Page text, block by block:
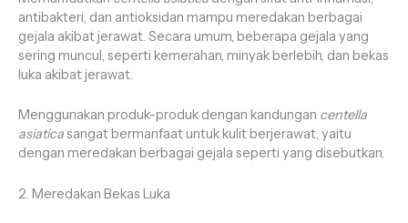
antibakteri, dan antioksidan mampu meredakan berbagai
gejala akibat jerawat. Secara umum, beberapa gejala yang
sering muncul, seperti kemerahan, minyak berlebih, dan bekas
luka akibat jerawat.
Menggunakan produk-produk dengan kandungan centella
asiaticasangat bermanfaat untuk kulit berjerawat, yaitu
dengan meredakan berbagai gejala seperti yang disebutkan.
2. Meredakan Bekas Luka